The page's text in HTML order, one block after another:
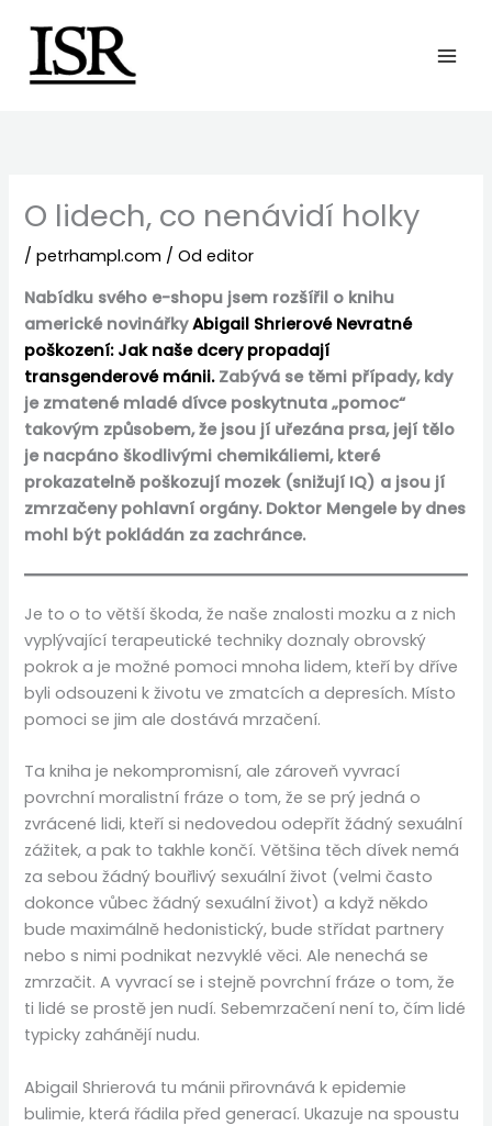
obsah
O lidech, co nenávidí holky
/petrhampl.com / Od editor
Nabídku svého e-shopu jsem rozšířil o knihu
americké novinářkyAbigail Shrierové Nevratné
poškození: Jak naše dcery propadají
transgenderové mánii.Zabývá se těmi případy, kdy
je zmatené mladé dívce poskytnuta „pomoc“
takovým způsobem, že jsou jí uřezána prsa, její tělo
je nacpáno škodlivými chemikáliemi, které
prokazatelně poškozují mozek (snižují IQ) a jsou jí
zmrzačeny pohlavní orgány. Doktor Mengele by dnes
mohl být pokládán za zachránce.
Je to o to větší škoda, že naše znalosti mozku a z nich
vyplývající terapeutické techniky doznaly obrovský
pokrok a je možné pomoci mnoha lidem, kteří by dříve
byli odsouzeni k životu ve zmatcích a depresích. Místo
pomoci se jim ale dostává mrzačení.
Ta kniha je nekompromisní, ale zároveň vyvrací
povrchní moralistní fráze o tom, že se prý jedná o
zvrácené lidi, kteří si nedovedou odepřít žádný sexuální
zážitek, a pak to takhle končí. Většina těch dívek nemá
za sebou žádný bouřlivý sexuální život (velmi často
dokonce vůbec žádný sexuální život) a když někdo
bude maximálně hedonistický, bude střídat partnery
nebo s nimi podnikat nezvyklé věci. Ale nenechá se
zmrzačit. A vyvrací se i stejně povrchní fráze o tom, že
ti lidé se prostě jen nudí. Sebemrzačení není to, čím lidé
typicky zahánějí nudu.
Abigail Shrierová tu mánii přirovnává k epidemie
bulimie, která řádila před generací. Ukazuje na spoustu